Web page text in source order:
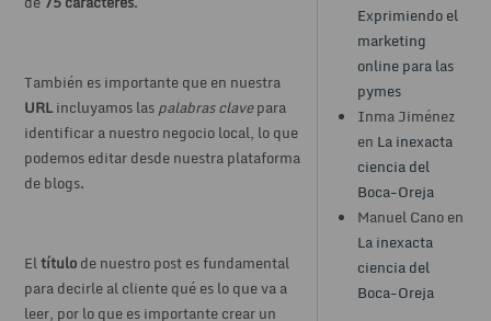
También es importante que en nuestra
URLincluyamos laspalabras clavepara
identificar a nuestro negocio local, lo que
podemos editar desde nuestra plataforma
de blogs.
Eltítulode nuestro post es fundamental
para decirle al cliente qué es lo que va a
leer, por lo que es importante crear un
Exprimiendo el
marketing
online para las
pymes
Inma Jiménez
en La inexacta
ciencia del
Boca-Oreja
Manuel Cano en
La inexacta
ciencia del
Boca-Oreja